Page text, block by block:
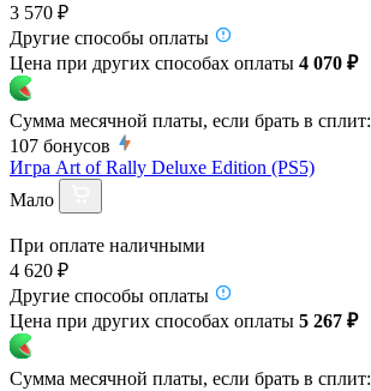
3 570 ₽
Другие способы оплаты
Цена при других способах оплаты 4 070 ₽
Сумма месячной платы, если брать в сплит:
107 бонусов
Игра Art of Rally Deluxe Edition (PS5)
Мало
При оплате наличными
4 620 ₽
Другие способы оплаты
Цена при других способах оплаты 5 267 ₽
Сумма месячной платы, если брать в сплит: